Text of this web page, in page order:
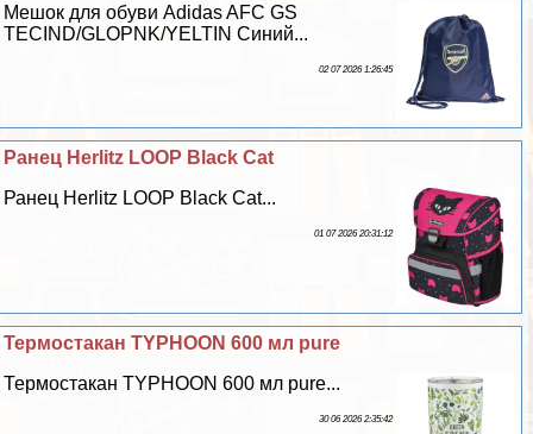
Мешок для обуви Adidas AFC GS
TECIND/GLOPNK/YELTIN Синий...
02 07 2026 1:26:45
Ранец Herlitz LOOP Black Cat
Ранец Herlitz LOOP Black Cat...
01 07 2026 20:31:12
Термостакан TYPHOON 600 мл pure
Термостакан TYPHOON 600 мл pure...
30 06 2026 2:35:42